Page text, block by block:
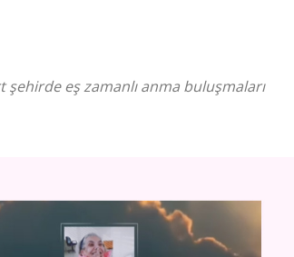
şehirde eş zamanlı anma buluşmaları